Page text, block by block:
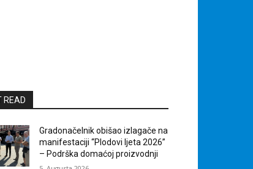
READ
Gradonačelnik obišao izlagače na
manifestaciji “Plodovi ljeta 2026”
– Podrška domaćoj proizvodnji